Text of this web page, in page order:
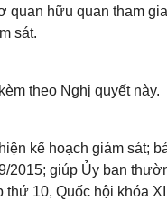
hữu quan tham
sát.
theo Nghị quyết này.
kế hoạch giám sát;
2015; giúp Ủy ban
thứ 10, Quốc hội khóa